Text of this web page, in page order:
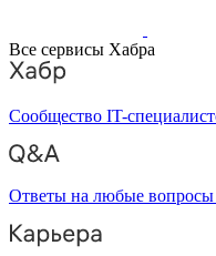
Все сервисы Хабра
Сообщество IT-
Ответы на любые